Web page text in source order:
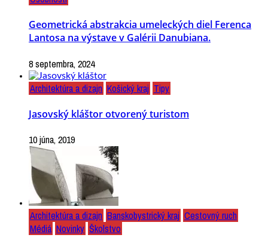
Geometrická abstrakcia umeleckých diel Ferenca
Lantosa na výstave v Galérii Danubiana.
8 septembra, 2024
Architektúra a dizajn Košický kraj Tipy
Jasovský kláštor otvorený turistom
10 júna, 2019
Architektúra a dizajn Banskobystrický kraj Cestovný ruch
Médiá Novinky Školstvo